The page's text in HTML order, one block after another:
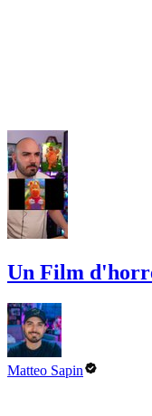
Un Film
Matteo Sapin